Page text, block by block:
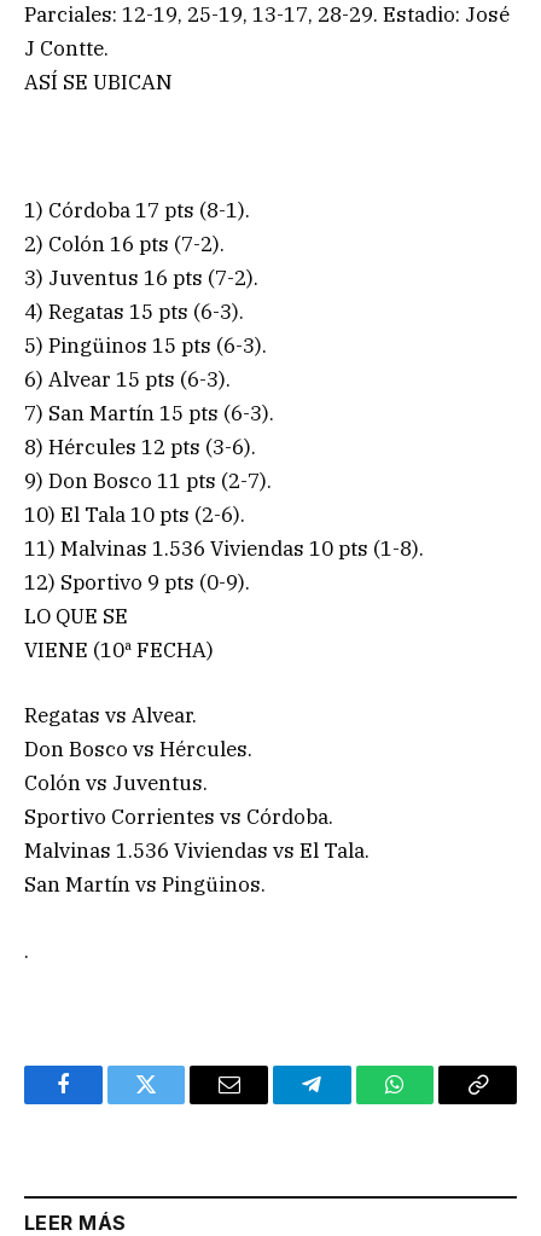
Parciales: 12-19, 25-19, 13-17, 28-29. Estadio: José
J Contte.
ASÍ SE UBICAN
1) Córdoba 17 pts (8-1).
2) Colón 16 pts (7-2).
3) Juventus 16 pts (7-2).
4) Regatas 15 pts (6-3).
5) Pingüinos 15 pts (6-3).
6) Alvear 15 pts (6-3).
7) San Martín 15 pts (6-3).
8) Hércules 12 pts (3-6).
9) Don Bosco 11 pts (2-7).
10) El Tala 10 pts (2-6).
11) Malvinas 1.536 Viviendas 10 pts (1-8).
12) Sportivo 9 pts (0-9).
LO QUE SE
VIENE (10ª FECHA)
Regatas vs Alvear.
Don Bosco vs Hércules.
Colón vs Juventus.
Sportivo Corrientes vs Córdoba.
Malvinas 1.536 Viviendas vs El Tala.
San Martín vs Pingüinos.
.
FacebookTwitter Email TelegramWhatsAppCopy
LEER MÁS